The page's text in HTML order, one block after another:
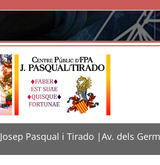
Josep Pasqual i Tirado |Av. dels